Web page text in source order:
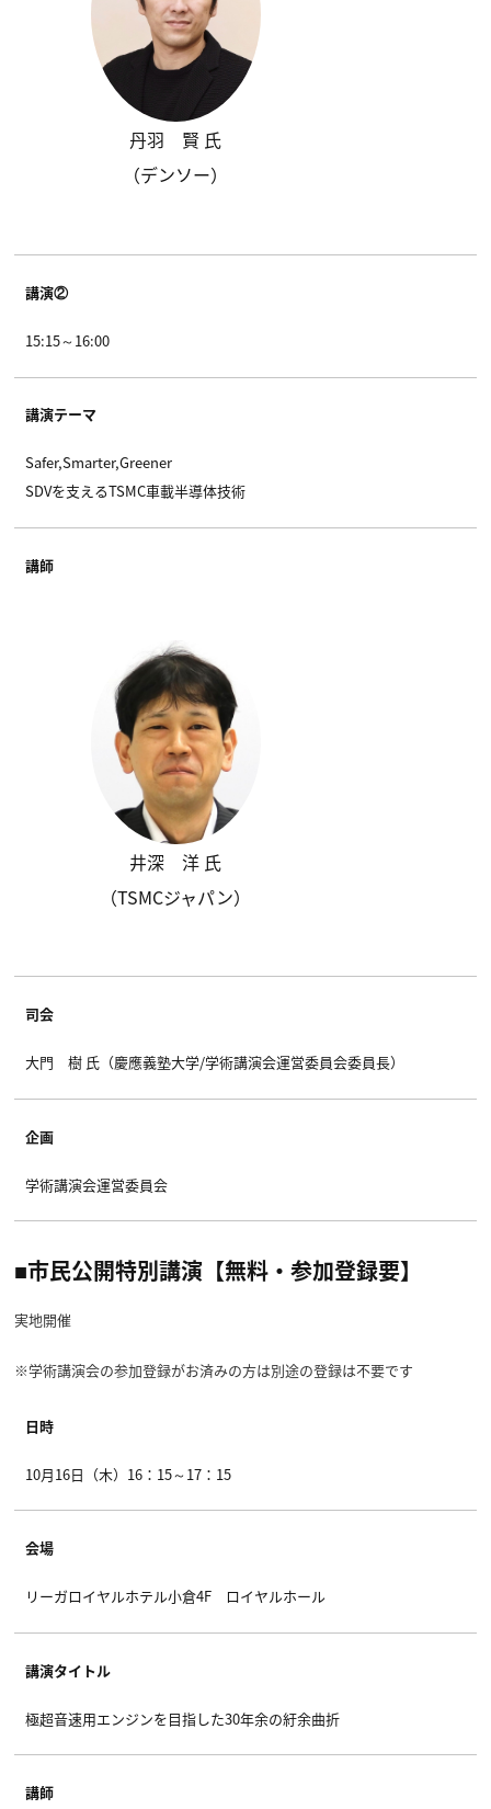
丹羽 賢 氏
（デンソー）
講演②
15:15～16:00
講演テーマ
Safer,Smarter,Greener
SDVを支えるTSMC車載半導体技術
講師
井深 洋 氏
（TSMCジャパン）
司会
大門 樹 氏（慶應義塾大学/学術講演会運営委員会委員長）
企画
学術講演会運営委員会
■市民公開特別講演【無料・参加登録要】
実地開催
※学術講演会の参加登録がお済みの方は別途の登録は不要です
日時
10月16日（木）16：15～17：15
会場
リーガロイヤルホテル小倉4F ロイヤルホール
講演タイトル
極超音速用エンジンを目指した30年余の紆余曲折
講師